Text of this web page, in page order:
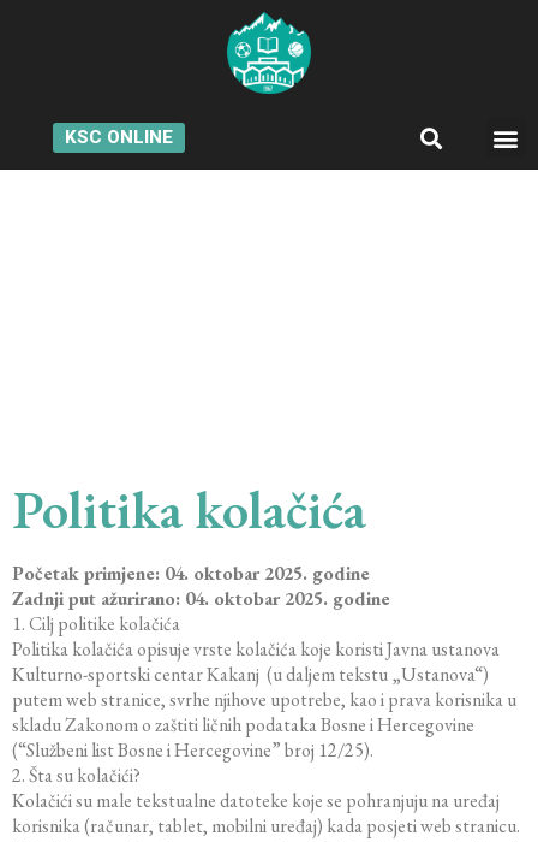
KSC ONLINE
Politika kolačića
Početak primjene: 04. oktobar 2025. godine
Zadnji put ažurirano: 04. oktobar 2025. godine
1. Cilj politike kolačića
Politika kolačića opisuje vrste kolačića koje koristi Javna ustanova
Kulturno-sportski centar Kakanj (u daljem tekstu „Ustanova“)
putem web stranice, svrhe njihove upotrebe, kao i prava korisnika u
skladu Zakonom o zaštiti ličnih podataka Bosne i Hercegovine
(“Službeni list Bosne i Hercegovine” broj 12/25).
2. Šta su kolačići?
Kolačići su male tekstualne datoteke koje se pohranjuju na uređaj
korisnika (računar, tablet, mobilni uređaj) kada posjeti web stranicu.